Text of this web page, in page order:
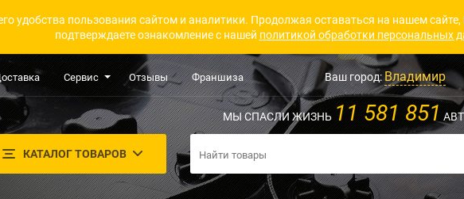
удобства пользования сайтом и аналитики. Продолжая оставаться на нашем
подтверждаете ознакомление с нашей политикой обработки персональных
Сервис Отзывы Франшиза Ваш город:Владимир
КАТАЛОГ ТОВАРОВ
МЫ СПАСЛИ ЖИЗНЬ 11 581 851